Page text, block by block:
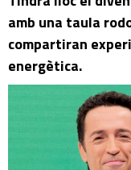
amb una taula
compartiran
energètica.